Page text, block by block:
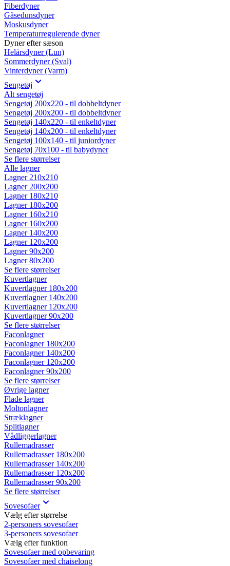
Fiberdyner
Gåsedunsdyner
Moskusdyner
Temperaturregulerende dyner
Dyner efter sæson
Helårsdyner (Lun)
Sommerdyner (Sval)
Vinterdyner (Varm)
Sengetøj
Alt sengetøj
Sengetøj 200x220 - til dobbeltdyner
Sengetøj 200x200 - til dobbeltdyner
Sengetøj 140x220 - til enkeltdyner
Sengetøj 140x200 - til enkeltdyner
Sengetøj 100x140 - til juniordyner
Sengetøj 70x100 - til babydyner
Se flere størrelser
Alle lagner
Lagner 210x210
Lagner 200x200
Lagner 180x210
Lagner 180x200
Lagner 160x210
Lagner 160x200
Lagner 140x200
Lagner 120x200
Lagner 90x200
Lagner 80x200
Se flere størrelser
Kuvertlagner
Kuvertlagner 180x200
Kuvertlagner 140x200
Kuvertlagner 120x200
Kuvertlagner 90x200
Se flere størrelser
Faconlagner
Faconlagner 180x200
Faconlagner 140x200
Faconlagner 120x200
Faconlagner 90x200
Se flere størrelser
Øvrige lagner
Flade lagner
Moltonlagner
Stræklagner
Splitlagner
Vådliggerlagner
Rullemadrasser
Rullemadrasser 180x200
Rullemadrasser 140x200
Rullemadrasser 120x200
Rullemadrasser 90x200
Se flere størrelser
Sovesofaer
Vælg efter størrelse
2-personers sovesofaer
3-personers sovesofaer
Vælg efter funktion
Sovesofaer med opbevaring
Sovesofaer med chaiselong